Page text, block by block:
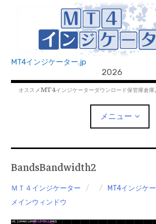
MT4インジケーター.jp
2026
オススメMT4インジケーターダウンロード保管庫倉
メニュー
MT4EAﾀﾞｳﾝﾛｰﾄﾞ
MT5EAﾀﾞｳﾝﾛｰﾄﾞ
MT5インジケーター
BandsBandwidth2
ＭＴ４インジケーター MT4インジケ
メインウィンドウ